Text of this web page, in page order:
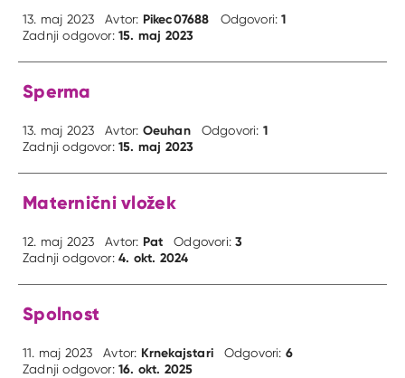
13. maj 2023 Avtor: Pikec07688 Odgovori:1
Zadnji odgovor:15. maj 2023
Sperma
13. maj 2023 Avtor: Oeuhan Odgovori: 1
Zadnji odgovor:15. maj 2023
Maternični vložek
12. maj 2023 Avtor: Pat Odgovori:3
Zadnji odgovor:4. okt. 2024
Spolnost
11. maj 2023 Avtor: Krnekajstari Odgovori: 6
Zadnji odgovor:16. okt. 2025